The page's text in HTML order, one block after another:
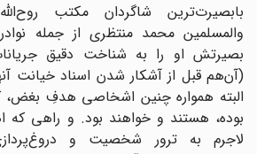
بابصیرت‌ترین شاگردان مکتب
والمسلمین محمد منتظری از جمله
بصیرتش او را به شناخت دقیق
(آن‌هم قبل از آشکار شدن اسناد خیانت
البته همواره چنین اشخاصی هدفِ بغض،
بوده، هستند و خواهند بود. و راهی که
لاجرم به ترور شخصیت و